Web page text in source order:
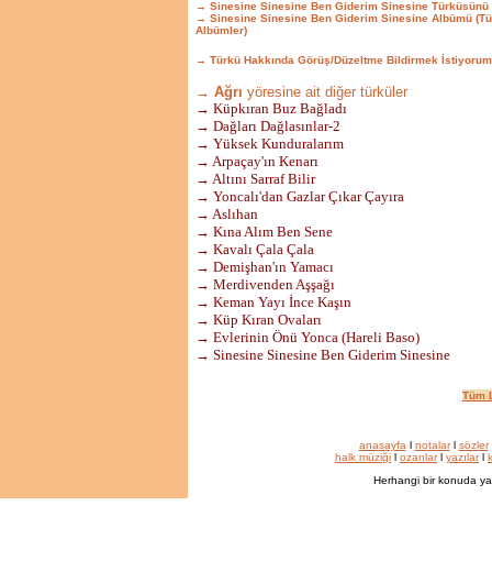
→ Sinesine Sinesine Ben Giderim Sinesine Türküsünü
→ Sinesine Sinesine Ben Giderim Sinesine Albümü
Albümler)
→ Türkü Hakkında Görüş/Düzeltme Bildirmek İstiyorum
→ Ağrı yöresine ait diğer türküler
→ Küpkıran Buz Bağladı
→ Dağları Dağlasınlar-2
→ Yüksek Kunduralarım
→ Arpaçay'ın Kenarı
→ Altını Sarraf Bilir
→ Yoncalı'dan Gazlar Çıkar Çayıra
→ Aslıhan
→ Kına Alım Ben Sene
→ Kavalı Çala Çala
→ Demişhan'ın Yamacı
→ Merdivenden Aşşağı
→ Keman Yayı İnce Kaşın
→ Küp Kıran Ovaları
→ Evlerinin Önü Yonca (Hareli Baso)
→ Sinesine Sinesine Ben Giderim Sinesine
Tüm
anasayfa l notalarl sözler
halk müziği l ozanlarl yazılarl
Herhangi bir konuda